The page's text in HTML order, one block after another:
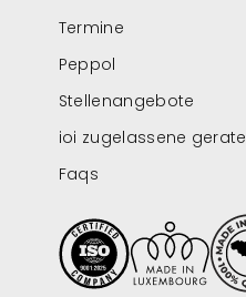
Termine
Peppol
Stellenangebote
ioi zugelassene gerate
Faqs